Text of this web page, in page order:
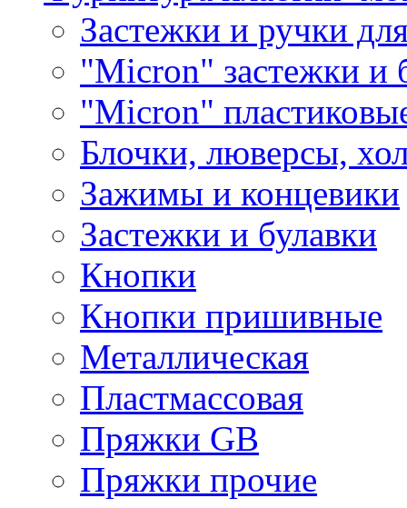
Застежки и ручки
"Micron" застежки и
"Micron"
Блочки, люверсы,
Зажимы и концевики
Застежки и булавки
Кнопки
Кнопки пришивные
Металлическая
Пластмассовая
Пряжки GB
Пряжки прочие